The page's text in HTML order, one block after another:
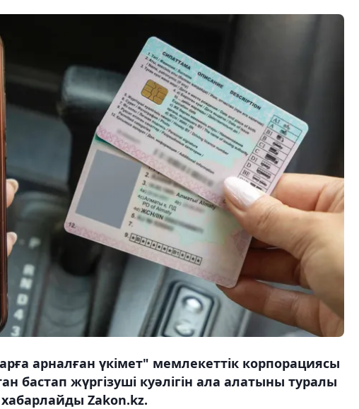
арналған үкімет" мемлекеттік корпорациясы
бастап жүргізуші куәлігін ала алатыны туралы
Zakon.kz.